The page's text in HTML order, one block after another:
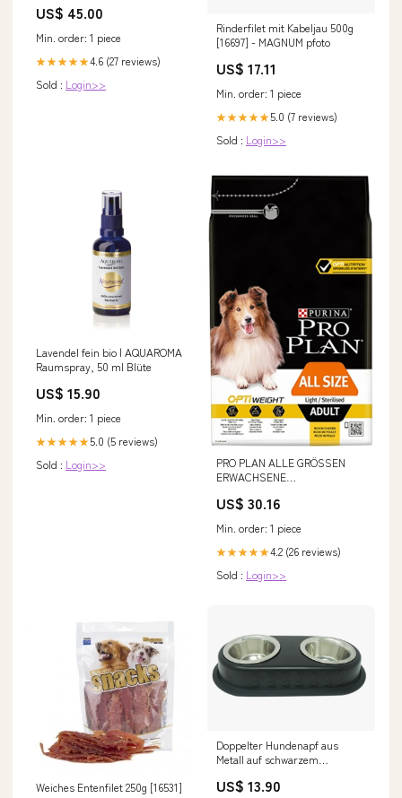
Monsters
US$ 45.00
Min. order: 1 piece
★★★★★4.6 (27 reviews)
Sold : Login>>
Rinderfilet mit Kabeljau 500g
[16697] - MAGNUM pfoto
US$ 17.11
Min. order: 1 piece
★★★★★5.0 (7 reviews)
Sold : Login>>
Lavendel fein bio | AQUAROMA
Raumspray, 50 ml Blüte
US$ 15.90
Min. order: 1 piece
★★★★★5.0 (5 reviews)
Sold : Login>>
PRO PLAN ALLE GRÖSSEN
ERWACHSENE
GEWICHT Huhn 3 kg +
Riegel ALLE GRÖSSE
ERWACHSENE – PURINA Wirki
US$ 30.16
Min. order: 1 piece
★★★★★4.2 (26 reviews)
Sold : Login>>
Weiches Entenfilet 250g [16531]
Doppelter Hundenapf aus
Metall auf schwarzem
[Y2820] - YARRO Betten und
US$ 13.90